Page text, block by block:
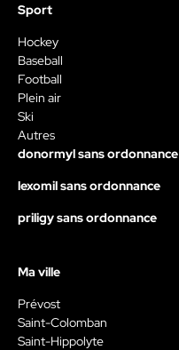
Sport
Hockey
Baseball
Football
Plein air
Ski
Autres
donormyl sans ordonnance
lexomil sans ordonnance
priligy sans ordonnance
Ma ville
Prévost
Saint-Colomban
Saint-Hippolyte